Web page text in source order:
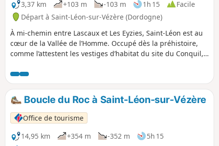
3,37 km
+103 m -103 m 1h 15
Facile
Départ à Saint-Léon-sur-Vézère (Dordogne)
À mi-chemin entre Lascaux et Les Eyzies, Saint-Léon est au
cœur de la Vallée de l’Homme. Occupé dès la préhistoire,
comme l’attestent les vestiges d’habitat du site du Conquil,
Périgueux. Situé à proximité d’une voie romaine, ce village
fut surtout, jusqu’à l’apparition du chemin de fer, un port
florissant sur la Vézère, au point de mériter sous la
Révolution l’appellation de Port-Léon. De la chapelle
expiratoire du cimetière à l’entrée Est du village, la route
conduit, au-delà du château de Clérans et du Manoir de la
Salle, à une église romane du XIIe, au toit de lauses, haut
Boucle du Roc à Saint-Léon-sur-Vézère
Office de tourisme
14,95 km
+354 m -352 m
5h 15